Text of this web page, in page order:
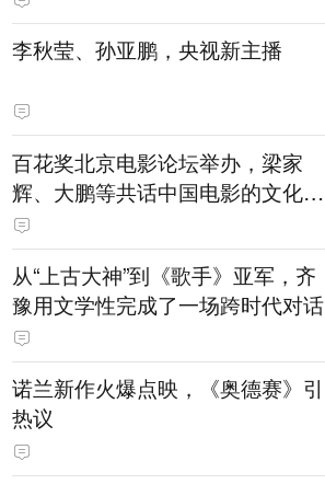
白，主演均为广州本土演员
李秋莹、孙亚鹏，央视新主播
百花奖北京电影论坛举办，梁家
辉、大鹏等共话中国电影的文化建
构
从“上古大神”到《歌手》亚军，齐
豫用文学性完成了一场跨时代对话
诺兰新作火爆点映，《奥德赛》引
热议